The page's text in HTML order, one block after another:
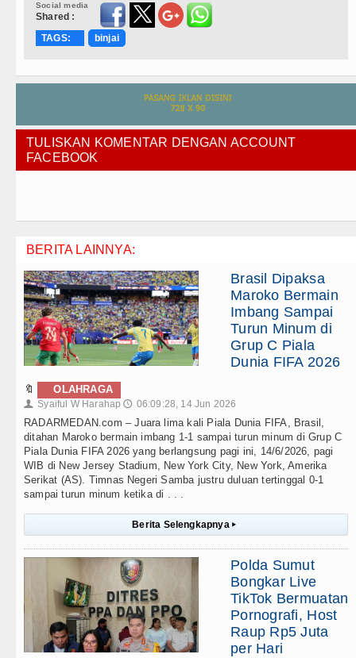
Social media
Shared :
TAGS:
binjai
TULISKAN KOMENTAR DENGAN ACCOUNT
FACEBOOK
BERITA LAINNYA:
Brasil Dipaksa
Maroko Bermain
Imbang Sampai
Turun Minum di
Grup C Piala
Dunia FIFA 2026
🔖 OLAHRAGA
👤 Syaiful W Harahap 🕔 06:09:28, 14 Jun 2026
RADARMEDAN.com – Juara lima kali Piala Dunia FIFA, Brasil,
ditahan Maroko bermain imbang 1-1 sampai turun minum di Grup C
Piala Dunia FIFA 2026 yang berlangsung pagi ini, 14/6/2026, pagi
WIB di New Jersey Stadium, New York City, New York, Amerika
Serikat (AS). Timnas Negeri Samba justru duluan tertinggal 0-1
sampai turun minum ketika di . . .
Berita Selengkapnya ▸
Polda Sumut
Bongkar Live
TikTok Bermuatan
Pornografi, Host
Raup Rp5 Juta
per Hari